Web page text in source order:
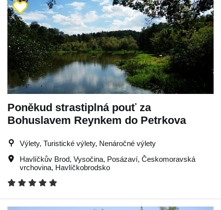
Poněkud strastiplná pouť za
Bohuslavem Reynkem do Petrkova
Výlety, Turistické výlety, Nenáročné výlety
Havlíčkův Brod, Vysočina, Posázaví, Českomoravská
vrchovina, Havlíčkobrodsko